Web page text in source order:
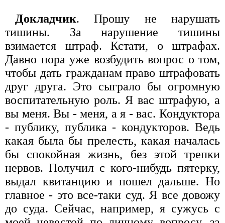
Докладчик. Прошу не нарушать
тишины. За нарушение тишины
взимается штраф. Кстати, о штрафах.
Давно пора уже возбудить вопрос о том,
чтобы дать гражданам право штрафовать
друг друга. Это сыграло бы огромную
воспитательную роль. Я вас штрафую, а
вы меня. Вы - меня, а я - вас. Кондуктора
- публику, публика - кондукторов. Ведь
какая была бы прелесть, какая началась
бы спокойная жизнь, без этой трепки
нервов. Получил с кого-нибудь пятерку,
выдал квитанцию и пошел дальше. Но
главное - это все-таки суд. Я все довожу
до суда. Сейчас, например, я сужусь с